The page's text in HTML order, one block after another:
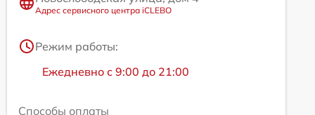
Адрес сервисного центра iCLEBO
Режим работы:
Ежедневно с 9:00 до 21:00
Способы оплаты